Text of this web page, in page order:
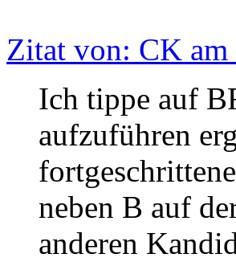
Zitat von: CK am
Ich tippe auf
aufzuführen
neben B auf
anderen